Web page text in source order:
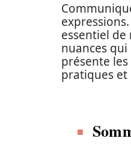
essentiel
nuances
présente
pratiques et